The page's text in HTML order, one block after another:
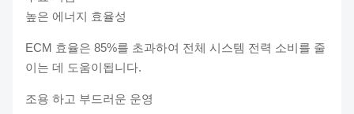
높은 에너지 효율성
ECM 효율은 85%를 초과하여 전체 시스템 전력 소비를 줄
이는 데 도움이됩니다.
조용 하고 부드러운 운영